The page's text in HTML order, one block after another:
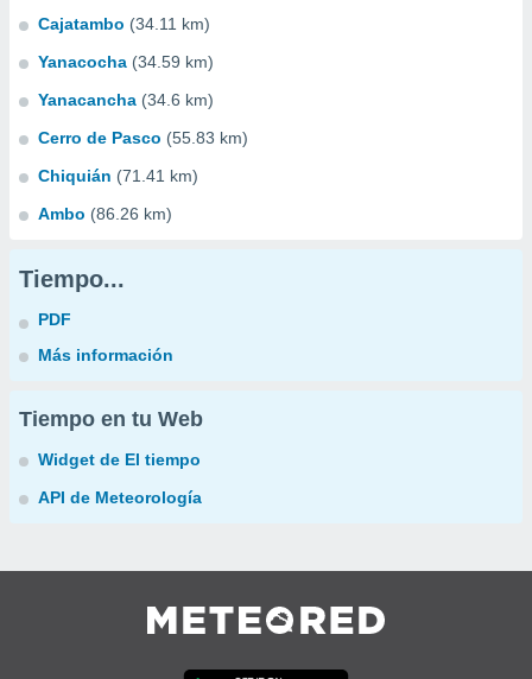
Cajatambo (34.11 km)
Yanacocha (34.59 km)
Yanacancha (34.6 km)
Cerro de Pasco (55.83 km)
Chiquián (71.41 km)
Ambo (86.26 km)
Tiempo...
PDF
Más información
Tiempo en tu Web
Widget de El tiempo
API de Meteorología